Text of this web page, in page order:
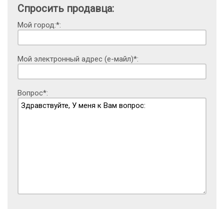
Спросить продавца:
Мой город:*:
Мой электронный адрес (е-майл)*:
Вопрос*: